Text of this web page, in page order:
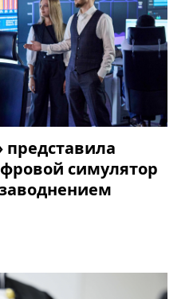
представила
симулятор